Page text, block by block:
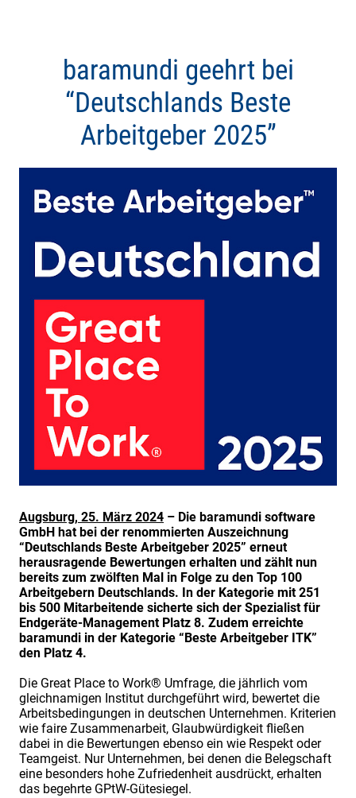
baramundi geehrt bei
“Deutschlands Beste
Arbeitgeber 2025”
Augsburg, 25. März 2024 – Die baramundi software
GmbH hat bei der renommierten Auszeichnung
“Deutschlands Beste Arbeitgeber 2025” erneut
herausragende Bewertungen erhalten und zählt nun
bereits zum zwölften Mal in Folge zu den Top 100
Arbeitgebern Deutschlands. In der Kategorie mit 251
bis 500 Mitarbeitende sicherte sich der Spezialist für
Endgeräte-Management Platz 8. Zudem erreichte
baramundi in der Kategorie “Beste Arbeitgeber ITK”
den Platz 4.
Die Great Place to Work® Umfrage, die jährlich vom
gleichnamigen Institut durchgeführt wird, bewertet die
Arbeitsbedingungen in deutschen Unternehmen. Kriterien
wie faire Zusammenarbeit, Glaubwürdigkeit fließen
dabei in die Bewertungen ebenso ein wie Respekt oder
Teamgeist. Nur Unternehmen, bei denen die Belegschaft
eine besonders hohe Zufriedenheit ausdrückt, erhalten
das begehrte GPtW-Gütesiegel.